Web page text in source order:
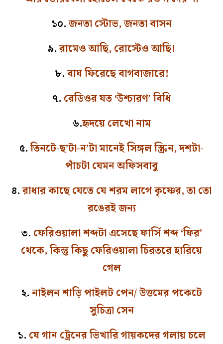
১০.জনতা স্টোভ, জনতা বাসন
৯.রামেও আছি, রোস্টেও আছি!
৮.বাঘ ফিরেছে বাগবাজারে!
৭. রেডিওর যত ‘উশ্চারণ’ বিধি
৬.হৃদয়ে লেখো নাম
৫.তিনটে-ছ’টা-ন’টা মানেই সিঙ্গল স্ক্রিন, দশটা-
পাঁচটা যেমন অফিসবাবু
৪.রাধার কাছে যেতে যে শরম লাগে কৃষ্ণের, তা তো
রঙেরই জন্য
৩. ফেরিওয়ালা শব্দটা এসেছে ফার্সি শব্দ ‘ফির’
থেকে, কিন্তু কিছু ফেরিওয়ালা চিরতরে হারিয়ে
গেল
২.নাইলন শাড়ি পাইলট পেন/ উত্তমের পকেটে
সুচিত্রা সেন
১. যে গান ট্রেনের ভিখারি গায়কদের গলায় চলে